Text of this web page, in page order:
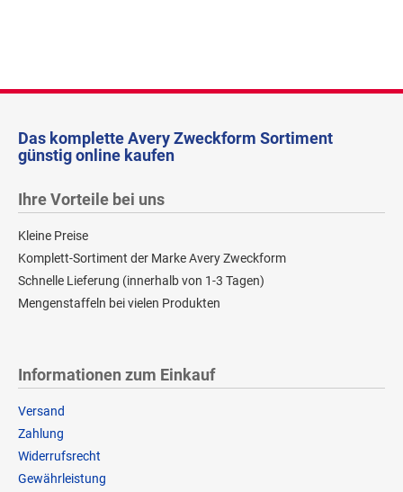
Das komplette Avery Zweckform Sortiment
günstig online kaufen
Ihre Vorteile bei uns
Kleine Preise
Komplett-Sortiment der Marke Avery Zweckform
Schnelle Lieferung (innerhalb von 1-3 Tagen)
Mengenstaffeln bei vielen Produkten
Informationen zum Einkauf
Versand
Zahlung
Widerrufsrecht
Gewährleistung